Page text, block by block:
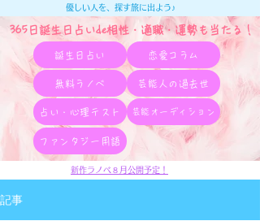
365日誕生日占いde相性・適職・​運勢も当たる！
優しい人を、探す旅に出よう♪
誕生日占い 恋愛コラム
無料ラノベ 芸能人の過去世
占い・心理テスト 芸能オーディション
ファンタジー用語
新作ラノベ８月公開予定！
記事